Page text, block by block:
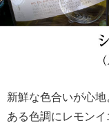
新鮮な色合いが心
ある色調にレモン